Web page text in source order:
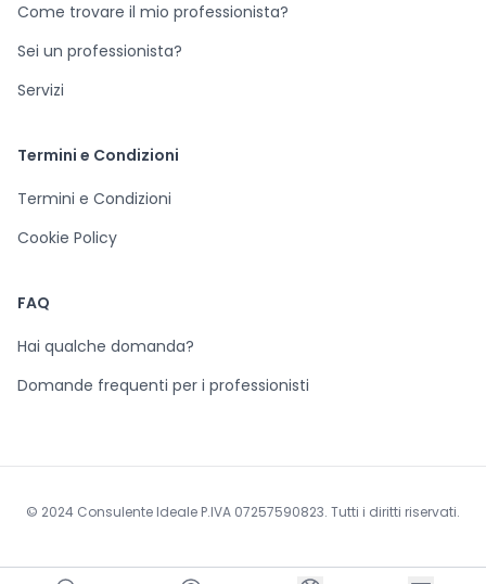
Come trovare il mio professionista?
Sei un professionista?
Servizi
Termini e Condizioni
Termini e Condizioni
Cookie Policy
FAQ
Hai qualche domanda?
Domande frequenti per i professionisti
© 2024 Consulente Ideale P.IVA 07257590823. Tutti i diritti riservati.